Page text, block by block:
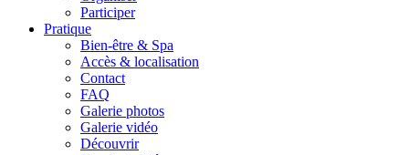
Participer
Pratique
Bien-être & Spa
Accès & localisation
Contact
FAQ
Galerie photos
Galerie vidéo
Découvrir